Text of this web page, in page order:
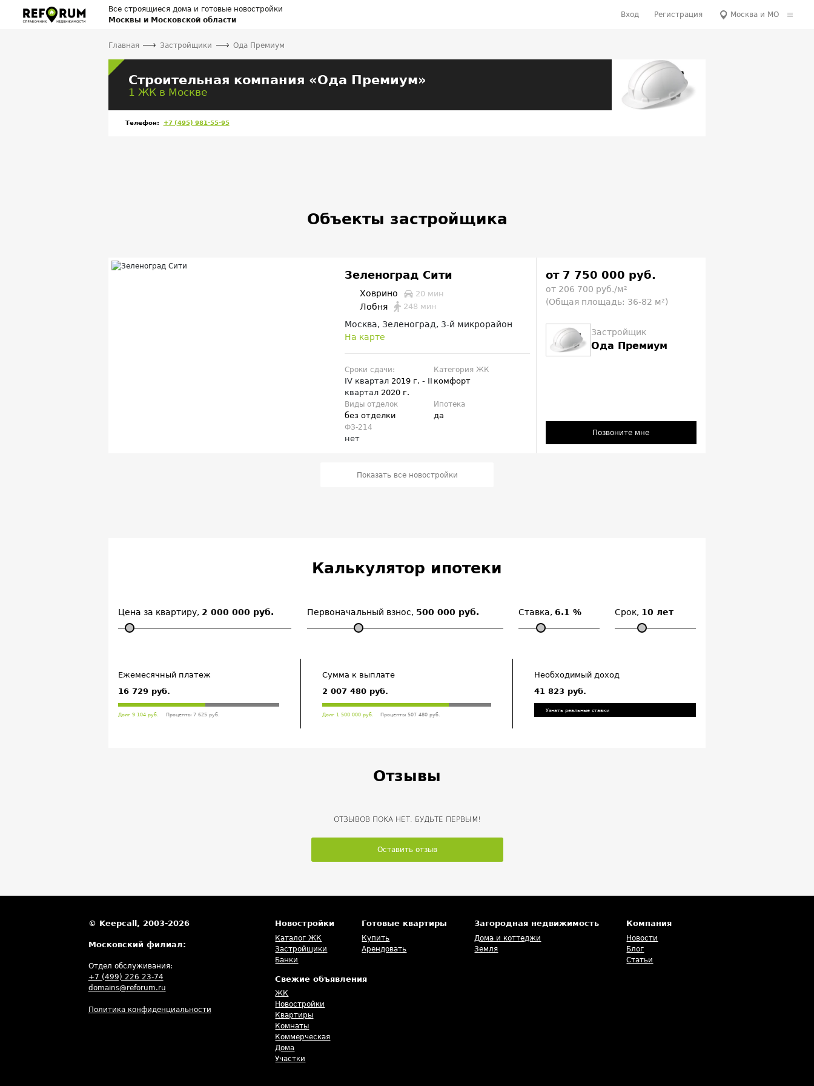
Все строящиеся дома и готовые новостройки
Москвы и Московской области
Вход Регистрация Москва и МО
Главная Застройщики Ода Премиум
Строительная компания «Ода Премиум»
1 ЖК в Москве
Телефон: +7 (495) 981-55-95
Объекты застройщика
Зеленоград Сити
Ховрино 20 мин
Лобня 248 мин
Москва, Зеленоград, 3-й микрорайон
На карте
Сроки сдачи:
IV квартал 2019 г.- II
квартал 2020 г.
Категория ЖК
комфорт
Виды отделок
без отделки
Ипотека
да
ФЗ-214
нет
от 7 750 000 руб.
от 206 700 руб./м²
(Общая площадь: 36-82 м²)
Застройщик
Ода Премиум
Позвоните мне
Показать все новостройки
Калькулятор ипотеки
Цена за квартиру, 2 000 000 руб. Первоначальный взнос, 500 000 руб. Ставка,6.1 % Срок, 10 лет
Ежемесячный платеж
16 729 руб.
Долг 9 104 руб. Проценты 7 625 руб.
Сумма к выплате
2 007 480 руб.
Долг 1 500 000 руб. Проценты 507 480 руб.
Необходимый доход
41 823 руб.
Узнать реальные ставки
Отзывы
ОТЗЫВОВ ПОКА НЕТ. БУДЬТЕ ПЕРВЫМ!
Оставить отзыв
© Keepcall, 2003-2026
Московский филиал:
Отдел обслуживания:
+7 (499) 226 23-74
domains@reforum.ru
Политика конфиденциальности
Новостройки
Каталог ЖК
Застройщики
Банки
Готовые квартиры
Купить
Арендовать
Загородная недвижимость
Дома и коттеджи
Земля
Компания
Новости
Блог
Статьи
Свежие объявления
ЖК
Новостройки
Квартиры
Комнаты
Коммерческая
Дома
Участки